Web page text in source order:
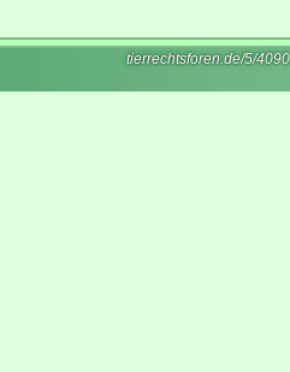
tierrechtsforen.de/5/